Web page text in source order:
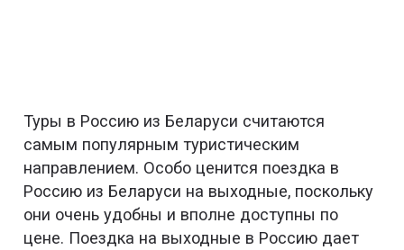
Туры в Россию из Беларуси считаются
самым популярным туристическим
направлением. Особо ценится поездка в
Россию из Беларуси на выходные, поскольку
они очень удобны и вполне доступны по
цене. Поездка на выходные в Россию дает